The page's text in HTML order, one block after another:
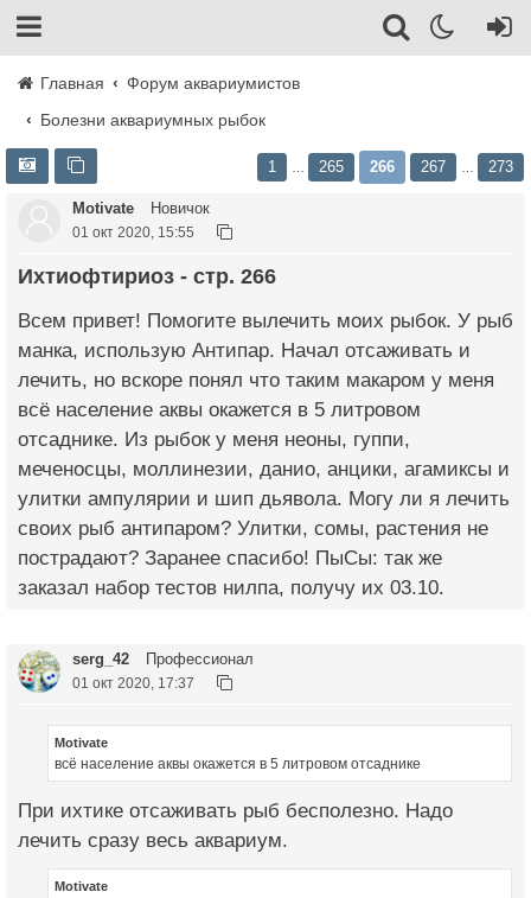
Главная
Форум аквариумистов
Болезни аквариумных рыбок
1 265 266 267 273
Motivate Новичок
01 окт 2020, 15:55
Ихтиофтириоз - стр. 266
Всем привет! Помогите вылечить моих рыбок. У рыб
манка, использую Антипар. Начал отсаживать и
лечить, но вскоре понял что таким макаром у меня
всё население аквы окажется в 5 литровом
отсаднике. Из рыбок у меня неоны, гуппи,
меченосцы, моллинезии, данио, анцики, агамиксы и
улитки ампулярии и шип дьявола. Могу ли я лечить
своих рыб антипаром? Улитки, сомы, растения не
пострадают? Заранее спасибо! ПыСы: так же
заказал набор тестов нилпа, получу их 03.10.
serg_42 Профессионал
01 окт 2020, 17:37
Motivate
всё население аквы окажется в 5 литровом отсаднике
При ихтике отсаживать рыб бесполезно. Надо
лечить сразу весь аквариум.
Motivate